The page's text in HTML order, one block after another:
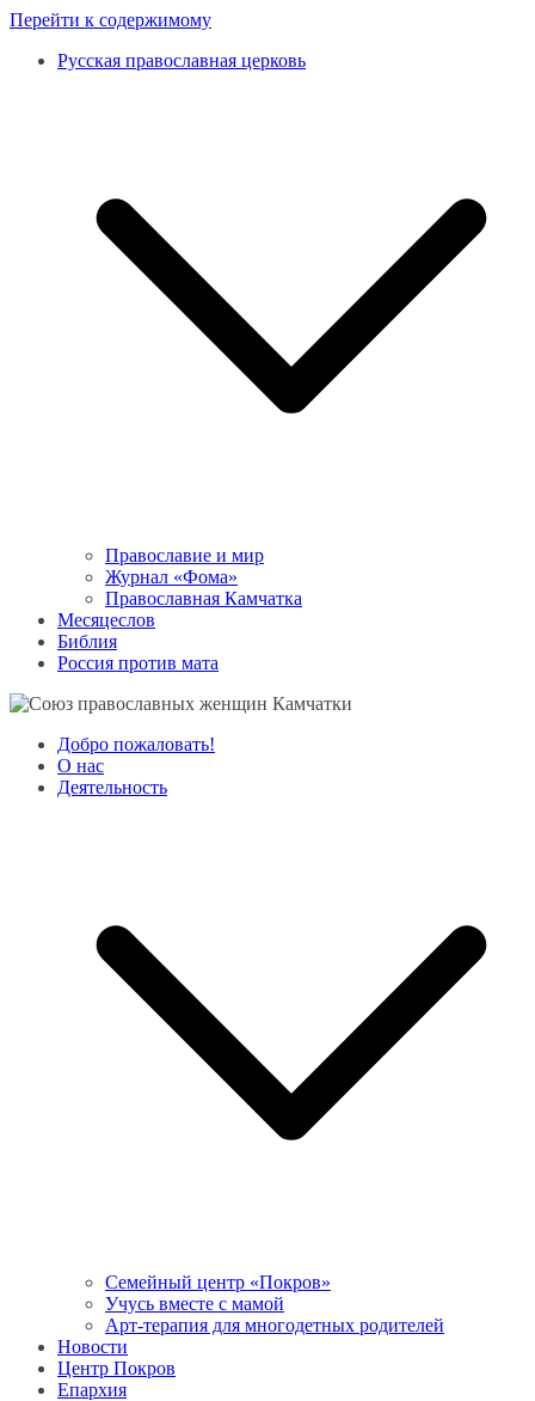
Перейти к содержимому
Русская православная церковь
Православие и мир
Журнал «Фома»
Православная Камчатка
Месяцеслов
Библия
Россия против мата
Добро пожаловать!
О нас
Деятельность
Семейный центр «Покров»
Учусь вместе с мамой
Арт-терапия для многодетных родителей
Новости
Центр Покров
Епархия